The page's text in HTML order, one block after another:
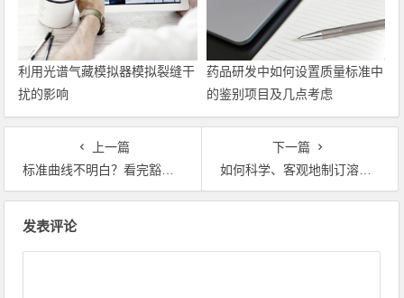
利用光谱气藏模拟器模拟裂缝干
扰的影响
药品研发中如何设置质量标准中
的鉴别项目及几点考虑
上一篇
标准曲线不明白？看完豁然开朗
下一篇
如何科学、客观地制订溶出度试验质量标准
发表评论